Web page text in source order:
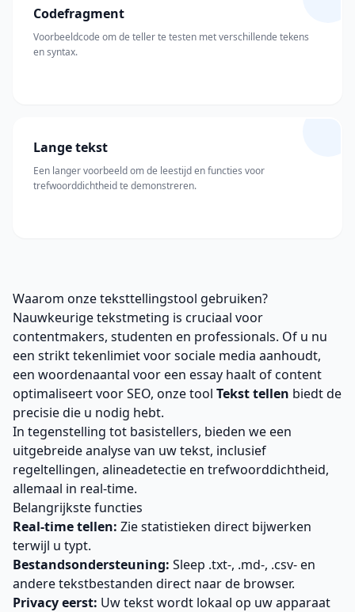
Codefragment
Voorbeeldcode om de teller te testen met verschillende tekens
en syntax.
Lange tekst
Een langer voorbeeld om de leestijd en functies voor
trefwoorddichtheid te demonstreren.
Waarom onze teksttellingstool gebruiken?
Nauwkeurige tekstmeting is cruciaal voor
contentmakers, studenten en professionals. Of u nu
een strikt tekenlimiet voor sociale media aanhoudt,
een woordenaantal voor een essay haalt of content
optimaliseert voor SEO, onze tool Tekst tellen biedt de
precisie die u nodig hebt.
In tegenstelling tot basistellers, bieden we een
uitgebreide analyse van uw tekst, inclusief
regeltellingen, alineadetectie en trefwoorddichtheid,
allemaal in real-time.
Belangrijkste functies
Real-time tellen: Zie statistieken direct bijwerken
terwijl u typt.
Bestandsondersteuning: Sleep .txt-, .md-, .csv- en
andere tekstbestanden direct naar de browser.
Privacy eerst: Uw tekst wordt lokaal op uw apparaat